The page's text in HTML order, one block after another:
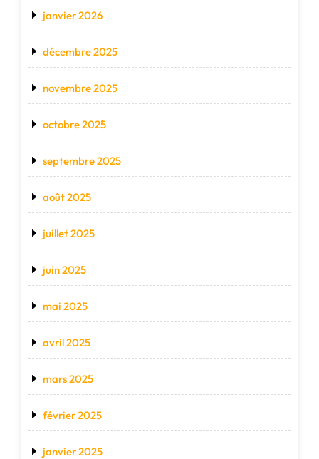
janvier 2026
décembre 2025
novembre 2025
octobre 2025
septembre 2025
août 2025
juillet 2025
juin 2025
mai 2025
avril 2025
mars 2025
février 2025
janvier 2025